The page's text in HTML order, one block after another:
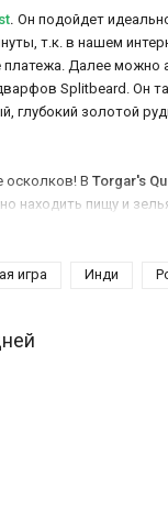
. Он подойдет
т.к. в нашем
Далее можно
Splitbeard.
золотой
осколков! В Torgar's
находить пищу и
игра Инди